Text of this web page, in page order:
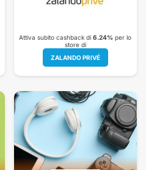
Attiva subito cashback di6.24% per lo
store di
ZALANDO PRIVÉ